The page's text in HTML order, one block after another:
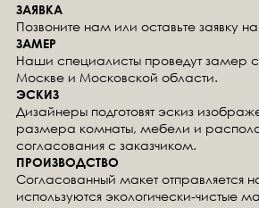
ЗАЯВКА
Позвоните нам или оставьте заявку
ЗАМЕР
Наши специалисты проведут замер
Москве и Московской области.
ЭСКИЗ
Дизайнеры подготовят эскиз
размера комнаты, мебели и
согласования с заказчиком.
ПРОИЗВОДСТВО
Согласованный макет отправляется
используются экологически-чистые